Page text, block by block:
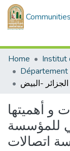
Home
و أهميتها
للمؤسسة
اتصالات